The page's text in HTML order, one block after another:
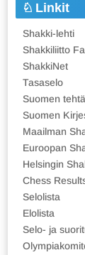
Linkit
Shakki-lehti
Shakkiliitto
ShakkiNet
Tasaselo
Suomen
Suomen
Maailman
Euroopan
Helsingin
Chess
Selolista
Elolista
Selo- ja